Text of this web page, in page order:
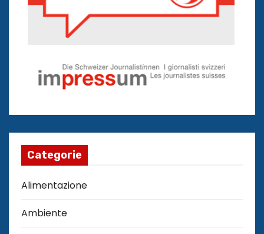
Categorie
Alimentazione
Ambiente